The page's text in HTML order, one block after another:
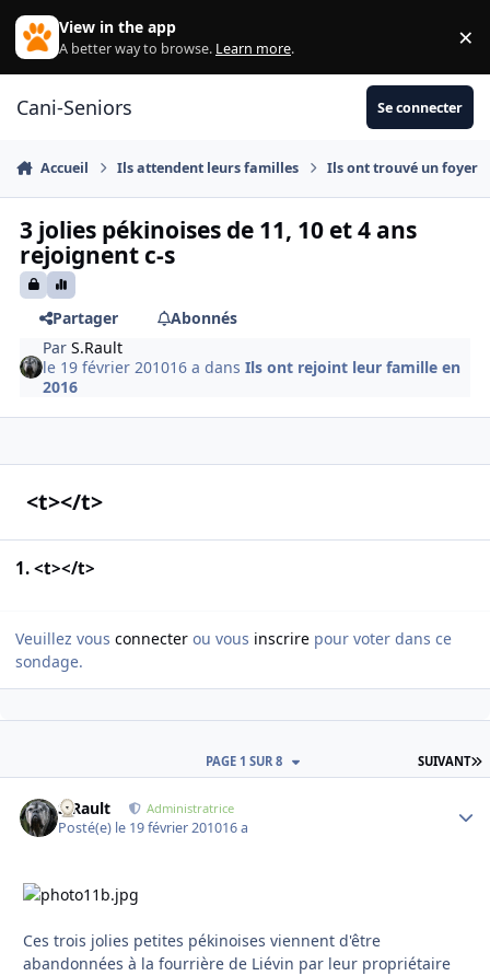
Aller au contenu
View in the app
A better way to browse. Learn more. ×
Cani-Seniors Se connecter
Accueil Ils attendent leurs familles Ils ont trouvé un foyer
3 jolies pékinoises de 11, 10 et 4 ans
rejoignent c-s
Partager
Abonnés
ParS.Rault
le 19 février 201016 a dansIls ont rejoint leur famille en
2016
<t></t>
1. <t></t>
Veuillez vous connecter ou vous inscrire pour voter dans ce
sondage.
SUIVANT
PAGE 1 SUR 8
S.Rault Administratrice
Posté(e) le 19 février 201016 a
Ces trois jolies petites pékinoises viennent d'être
abandonnées à la fourrière de Liévin par leur propriétaire